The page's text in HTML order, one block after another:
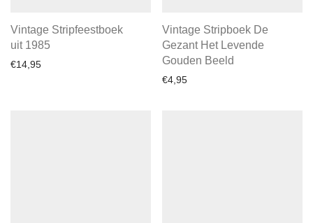
Vintage Stripfeestboek
uit 1985
€14,95
Vintage Stripboek De
Gezant Het Levende
Gouden Beeld
€4,95